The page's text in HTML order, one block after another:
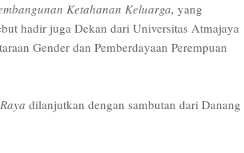
Ketahanan Keluarga, yang
hadir juga Dekan dari Universitas Atmajaya
Gender dan Pemberdayaan Perempuan
dilanjutkan dengan sambutan dari Danang